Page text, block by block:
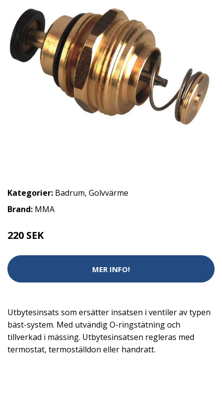
Kategorier: Badrum, Golvvärme
Brand: MMA
220 SEK
MER INFO!
Utbytesinsats som ersätter insatsen i ventiler av typen
bäst-system. Med utvändig O-ringstätning och
tillverkad i mässing. Utbytesinsatsen regleras med
termostat, termoställdon eller handratt.